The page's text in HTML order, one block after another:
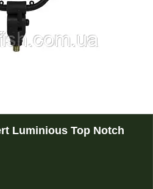
Luminious Top Notch